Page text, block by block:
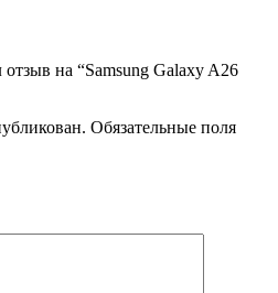
на “Samsung Galaxy A26
Обязательные поля